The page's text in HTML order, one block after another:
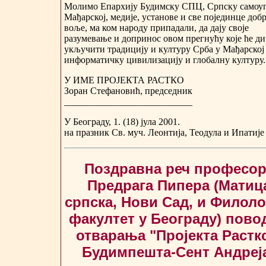
Молимо Епархију Будимску СПЦ, Српску
Мађарској, медије, установе и све појединце
воље, ма ком народу припадали, да дају своје
разумевање и допринос овом прегнућу које ће
укључити традицију и културу Срба у Мађарској
информатичку цивилизацију и глобалну културу.
У ИМЕ ПРОЈЕКТА РАСТКО
Зоран Стефановић, председник
У Београду, 1. (18) јула 2001.
на празник Св. муч. Леонтија, Теодула и Ипатије
Поздравна реч
Предрага Пипера
српска, Нови Сад, и
факултет у Београду)
отварања "Пројекта
Будимпешта-Сент